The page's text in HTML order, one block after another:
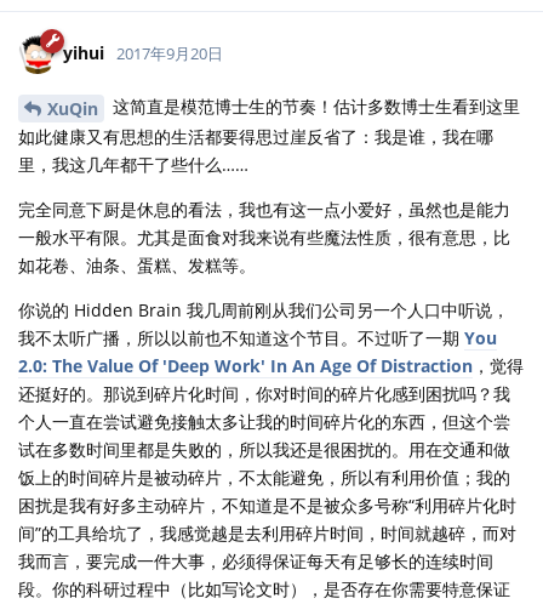
yihui 2017年9月20日
XuQin
这简直是模范博士生的节奏！估计多数博士生看到这里
如此健康又有思想的生活都要得思过崖反省了：我是谁，我在哪
里，我这几年都干了些什么……
完全同意下厨是休息的看法，我也有这一点小爱好，虽然也是能力
一般水平有限。尤其是面食对我来说有些魔法性质，很有意思，比
如花卷、油条、蛋糕、发糕等。
你说的 Hidden Brain 我几周前刚从我们公司另一个人口中听说，
我不太听广播，所以以前也不知道这个节目。不过听了一期 You
2.0: The Value Of 'Deep Work' In An Age Of Distraction ，觉得
还挺好的。那说到碎片化时间，你对时间的碎片化感到困扰吗？我
个人一直在尝试避免接触太多让我的时间碎片化的东西，但这个尝
试在多数时间里都是失败的，所以我还是很困扰的。用在交通和做
饭上的时间碎片是被动碎片，不太能避免，所以有利用价值；我的
困扰是我有好多主动碎片，不知道是不是被众多号称“利用碎片化时
间”的工具给坑了，我感觉越是去利用碎片时间，时间就越碎，而对
我而言，要完成一件大事，必须得保证每天有足够长的连续时间
段。你的科研过程中（比如写论文时），是否存在你需要特意保证